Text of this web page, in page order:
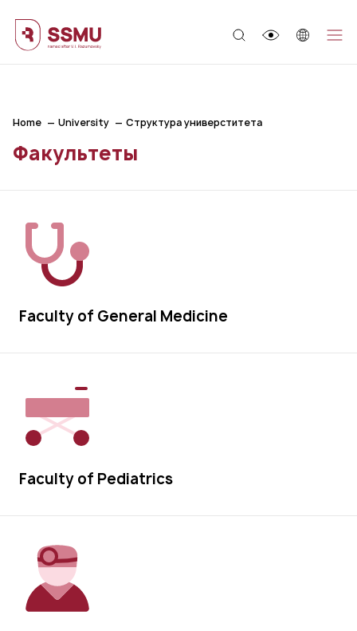
Home University Структура универститета
Факультеты
Faculty of General Medicine
Faculty of Pediatrics